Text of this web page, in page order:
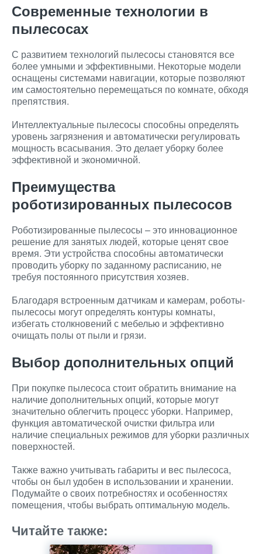
Современные технологии в
пылесосах
С развитием технологий пылесосы становятся все
более умными и эффективными. Некоторые модели
оснащены системами навигации, которые позволяют
им самостоятельно перемещаться по комнате, обходя
препятствия.
Интеллектуальные пылесосы способны определять
уровень загрязнения и автоматически регулировать
мощность всасывания. Это делает уборку более
эффективной и экономичной.
Преимущества
роботизированных пылесосов
Роботизированные пылесосы – это инновационное
решение для занятых людей, которые ценят свое
время. Эти устройства способны автоматически
проводить уборку по заданному расписанию, не
требуя постоянного присутствия хозяев.
Благодаря встроенным датчикам и камерам, роботы-
пылесосы могут определять контуры комнаты,
избегать столкновений с мебелью и эффективно
очищать полы от пыли и грязи.
Выбор дополнительных опций
При покупке пылесоса стоит обратить внимание на
наличие дополнительных опций, которые могут
значительно облегчить процесс уборки. Например,
функция автоматической очистки фильтра или
наличие специальных режимов для уборки различных
поверхностей.
Также важно учитывать габариты и вес пылесоса,
чтобы он был удобен в использовании и хранении.
Подумайте о своих потребностях и особенностях
помещения, чтобы выбрать оптимальную модель.
Читайте также: